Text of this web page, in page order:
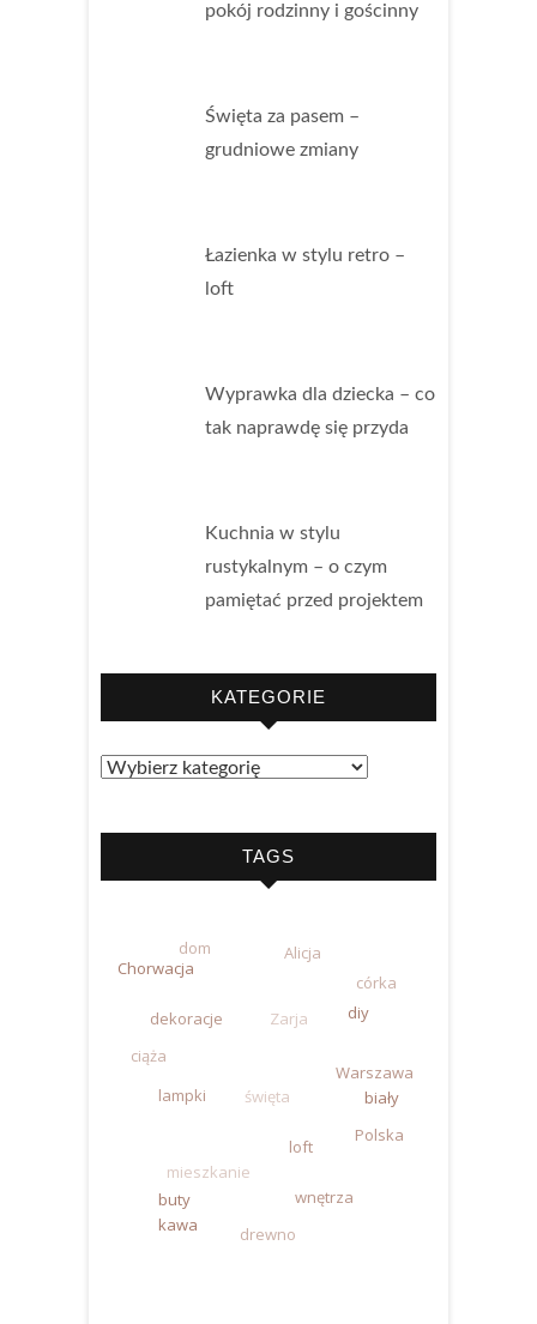
pokój rodzinny i gościnny
Święta za pasem –
grudniowe zmiany
Łazienka w stylu retro –
loft
Wyprawka dla dziecka – co
tak naprawdę się przyda
Kuchnia w stylu
rustykalnym – o czym
pamiętać przed projektem
KATEGORIE
TAGS
święta
Zarja
mieszkanie
dekoracje
Warszawa
wnętrza
lampki
loft
Polska
Alicja
ciąża
córka
dom
drewno
biały
buty
Chorwacja
diy
kawa